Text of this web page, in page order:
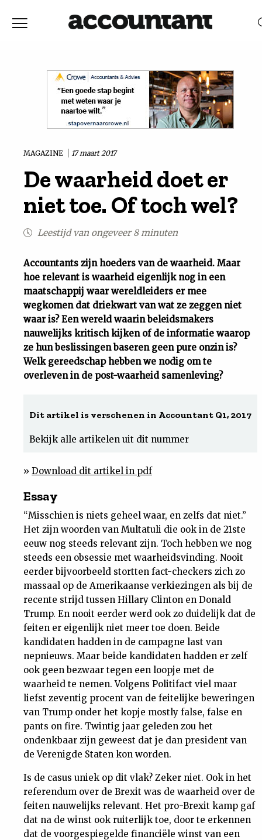
Vaktechniek
Achtergrond
Uit
Feiten
Cijfers
Tuchtrecht
Magazine
Podcast
Dossiers
Nieuwsbrief
Contact
MAGAZINE 17 maart 2017
De waarheid doet er
niet toe. Of toch wel?
Leestijd van ongeveer 8 minuten
Accountants zijn hoeders van de waarheid. Maar
hoe relevant is waarheid eigenlijk nog in een
maatschappij waar wereldleiders er mee
wegkomen dat driekwart van wat ze zeggen niet
waar is? Een wereld waarin beleidsmakers
nauwelijks kritisch kijken of de informatie waarop
ze hun beslissingen baseren geen pure onzin is?
Welk gereedschap hebben we nodig om te
overleven in de post-waarheid samenleving?
Dit artikel is verschenen in Accountant Q1, 2017
Bekijk alle artikelen uit dit nummer
» Download dit artikel in pdf
Essay
“Misschien is niets geheel waar, en zelfs dat niet.”
Het zijn woorden van Multatuli die ook in de 21ste
eeuw nog steeds relevant zijn. Toch hebben we nog
steeds een obsessie met waarheidsvinding. Nooit
eerder bijvoorbeeld stortten fact-checkers zich zo
massaal op de Amerikaanse verkiezingen als bij de
recente strijd tussen Hillary Clinton en Donald
Trump. En nooit eerder werd ook zo duidelijk dat de
feiten er eigenlijk niet meer toe doen. Beide
kandidaten hadden in de campagne last van
nepnieuws. Maar beide kandidaten hadden er zelf
ook geen bezwaar tegen een loopje met de
waarheid te nemen. Volgens Politifact viel maar
liefst zeventig procent van de feitelijke beweringen
van Trump onder het kopje mostly false, false en
pants on fire. Twintig jaar geleden zou het
ondenkbaar zijn geweest dat je dan president van
de Verenigde Staten kon worden.
Is de casus uniek op dit vlak? Zeker niet. Ook in het
referendum over de Brexit was de waarheid over de
feiten nauwelijks relevant. Het pro-Brexit kamp gaf
dat na de winst ook ruiterlijk toe, door te erkennen
dat de voorgespiegelde financiële winst van een
RELEVANTIEDATUM